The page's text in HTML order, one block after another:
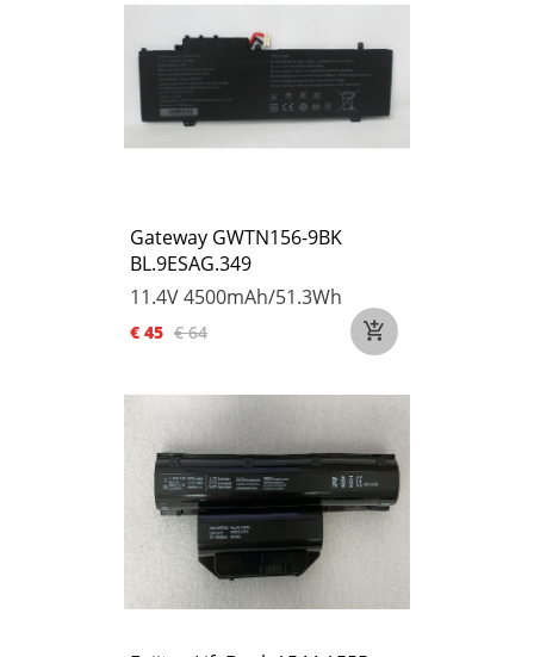
Gateway GWTN156-9BK
BL.9ESAG.349
11.4V4500mAh/51.3Wh
€ 45 € 64